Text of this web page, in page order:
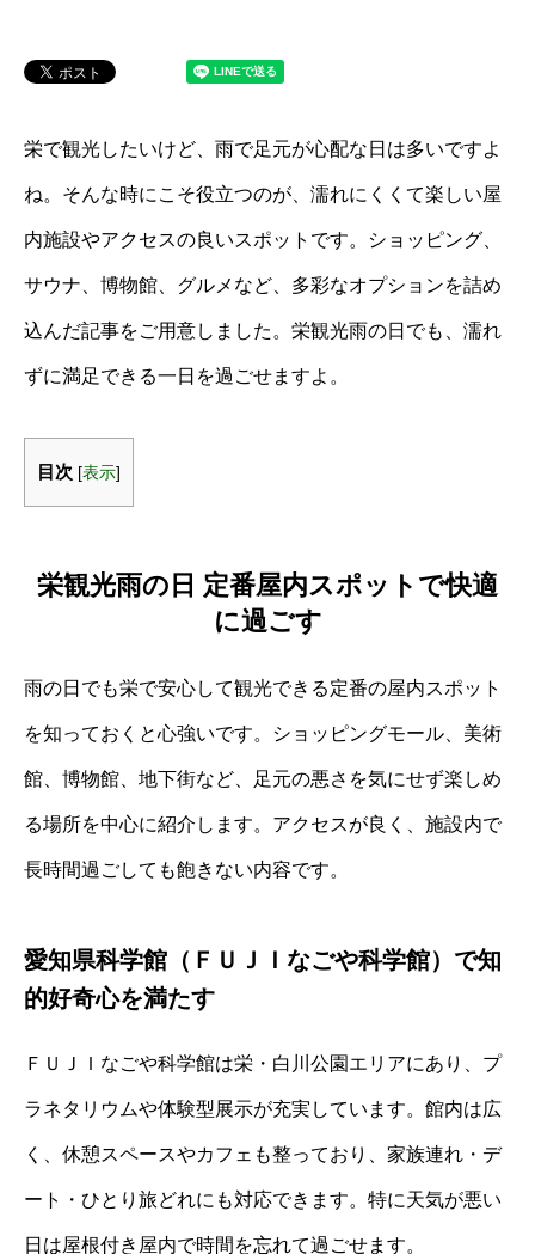
栄で観光したいけど、雨で足元が心配な日は多いですよ
ね。そんな時にこそ役立つのが、濡れにくくて楽しい屋
内施設やアクセスの良いスポットです。ショッピング、
サウナ、博物館、グルメなど、多彩なオプションを詰め
込んだ記事をご用意しました。栄観光雨の日でも、濡れ
ずに満足できる一日を過ごせますよ。
目次 [表示]
栄観光雨の日 定番屋内スポットで快適
に過ごす
雨の日でも栄で安心して観光できる定番の屋内スポット
を知っておくと心強いです。ショッピングモール、美術
館、博物館、地下街など、足元の悪さを気にせず楽しめ
る場所を中心に紹介します。アクセスが良く、施設内で
長時間過ごしても飽きない内容です。
愛知県科学館（ＦＵＪＩなごや科学館）で知
的好奇心を満たす
ＦＵＪＩなごや科学館は栄・白川公園エリアにあり、プ
ラネタリウムや体験型展示が充実しています。館内は広
く、休憩スペースやカフェも整っており、家族連れ・デ
ート・ひとり旅どれにも対応できます。特に天気が悪い
日は屋根付き屋内で時間を忘れて過ごせます。